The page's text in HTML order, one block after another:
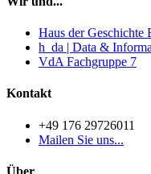
Haus der Geschichte
h_da | Data &
VdA Fachgruppe 7
Kontakt
+49 176 29726011
Mailen Sie uns...
Über